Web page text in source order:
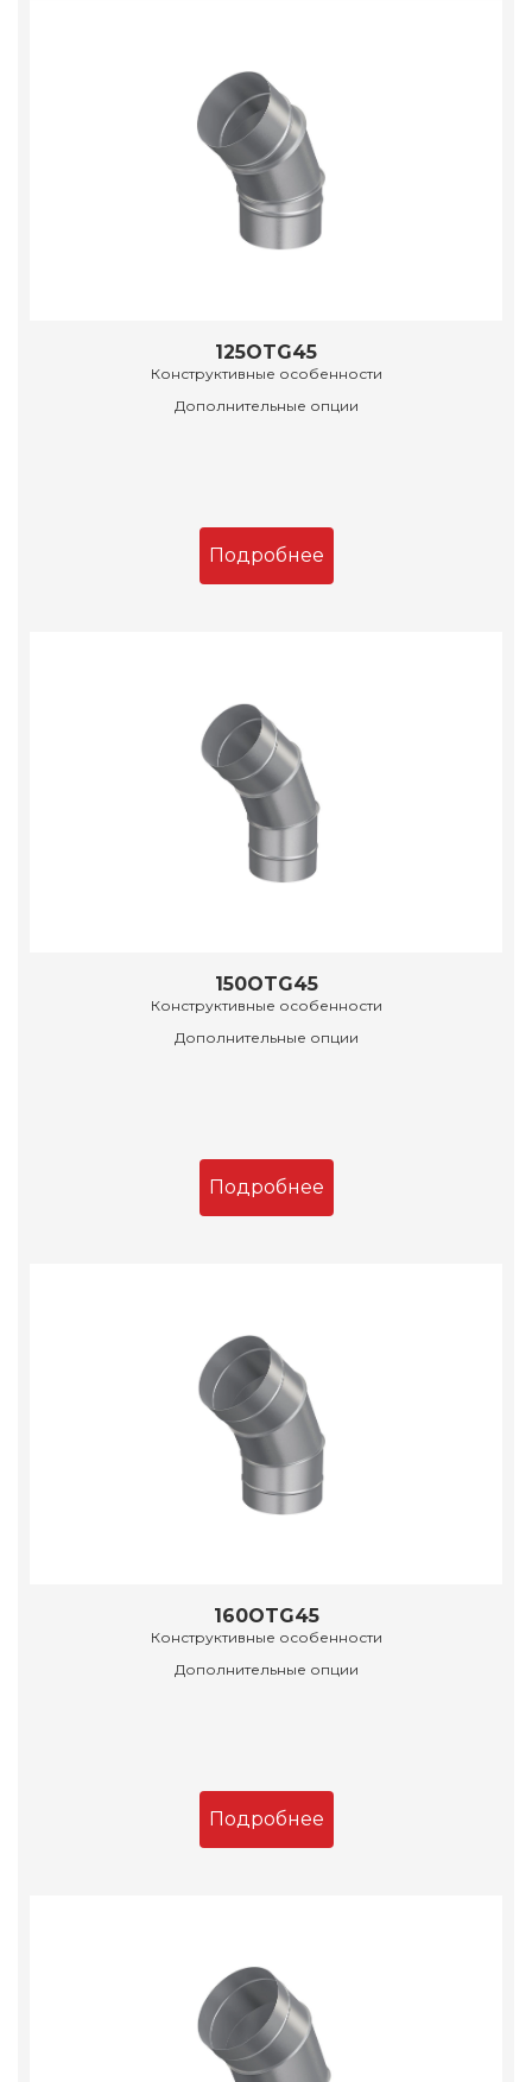
125OTG45
Конструктивные особенности
Дополнительные опции
Подробнее
150OTG45
Конструктивные особенности
Дополнительные опции
Подробнее
160OTG45
Конструктивные особенности
Дополнительные опции
Подробнее